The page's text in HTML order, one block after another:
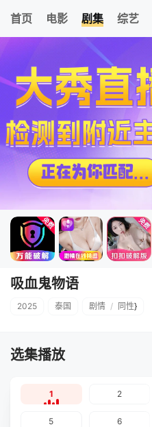
首页 电影 剧集 综艺
我的观影记录
吸血鬼物语
清空
吸血鬼物语
2025 泰国 剧情 / 同性}
选集播放
1 2
5 6